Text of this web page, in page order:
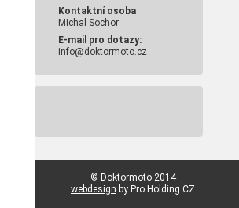
Kontaktní osoba
Michal Sochor
E-mail pro dotazy:
info@doktormoto.cz
© Doktormoto 2014
webdesign by Pro Holding CZ